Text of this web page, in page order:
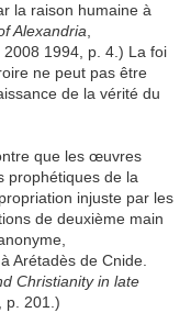
la raison humaine à
Alexandria
2008 1994, p. 4.) La foi
ne peut pas être
de la vérité du
que les œuvres
prophétiques de la
injuste par les
de deuxième main
Arétadès de Cnide.
Christianity in late
p. 201.)